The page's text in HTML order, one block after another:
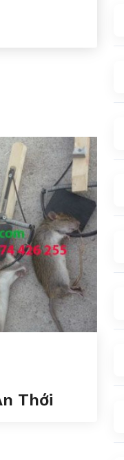
Thới